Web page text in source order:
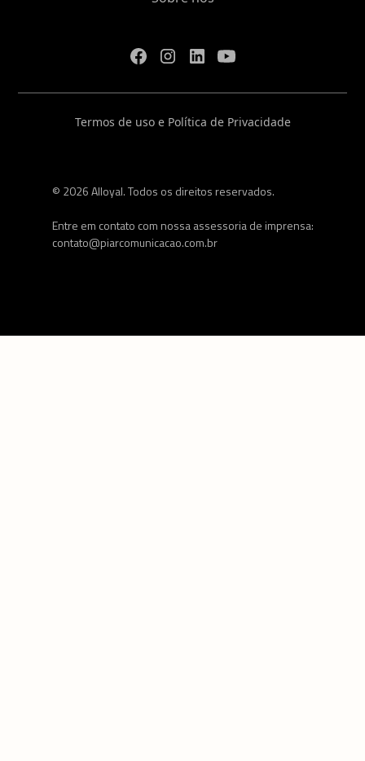
© 2026 Alloyal. Todos os direitos reservados.
Entre em contato com nossa assessoria de imprensa:
contato@piarcomunicacao.com.br
Termos de uso e Política de Privacidade